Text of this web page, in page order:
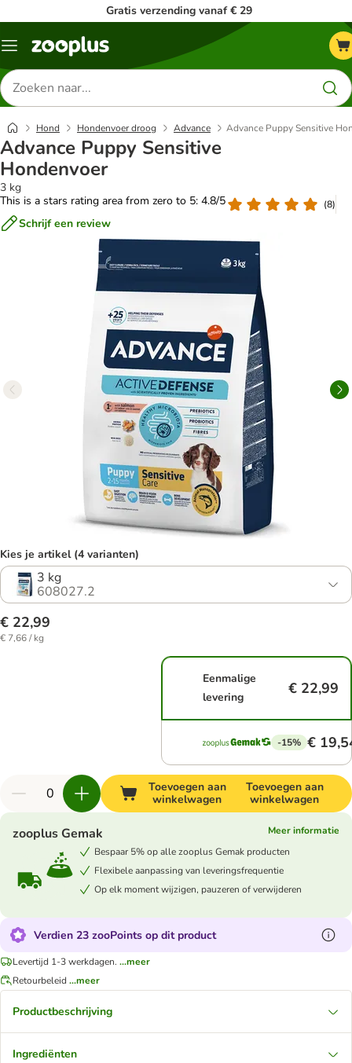
Gratis verzending vanaf € 29
Menu
Zoeken
naar
producten
Hond Hondenvoer droog Advance Advance Puppy Sensitive
Advance Puppy Sensitive
Hondenvoer
3 kg
This is a stars rating area from zero to 5: 4.8/5
(8)
Schrijf een review
Kies je artikel (4 varianten)
3 kg
608027.2
€ 22,99
€ 7,66 / kg
Eenmalige
levering
€ 22,99
-15% €
Toevoegen aan
winkelwagen
Toevoegen aan
winkelwagen
zooplus Gemak
Meer informatie
Bespaar 5% op alle zooplus Gemak producten
Flexibele aanpassing van leveringsfrequentie
Op elk moment wijzigen, pauzeren of verwijderen
Verdien 23 zooPoints op dit product
Levertijd 1-3 werkdagen. ...meer
Retourbeleid ...meer
Productbeschrijving
Ingrediënten